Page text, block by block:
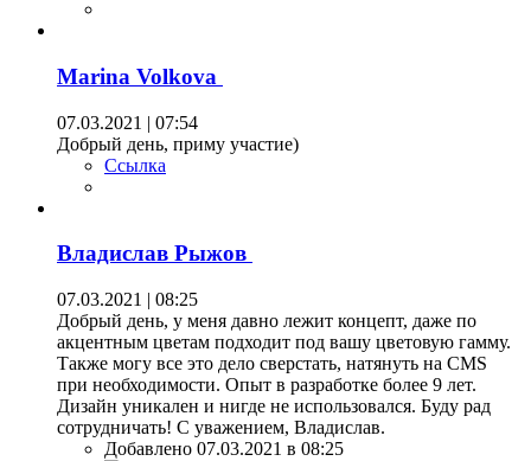
Marina Volkova
07.03.2021 | 07:54
Добрый день, приму участие)
Ссылка
Владислав Рыжов
07.03.2021 | 08:25
Добрый день, у меня давно лежит концепт, даже по
акцентным цветам подходит под вашу цветовую гамму.
Также могу все это дело сверстать, натянуть на CMS
при необходимости. Опыт в разработке более 9 лет.
Дизайн уникален и нигде не использовался. Буду рад
сотрудничать! С уважением, Владислав.
Добавлено 07.03.2021 в 08:25